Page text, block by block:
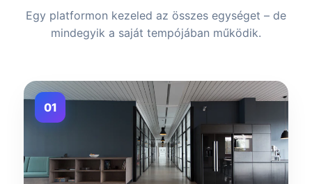
Egy platformon kezeled az összes egységet – de
mindegyik a saját tempójában működik.
01